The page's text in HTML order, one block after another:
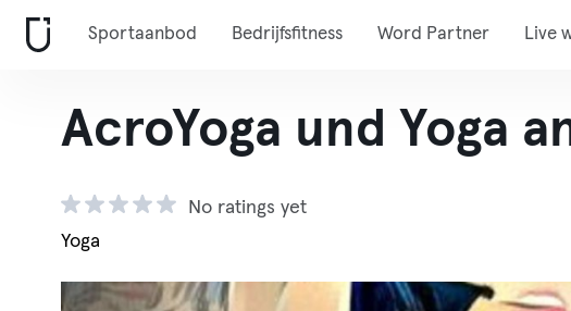
Sportaanbod Bedrijfsfitness Word Partner Live
AcroYoga und Yoga
No ratings yet
Yoga